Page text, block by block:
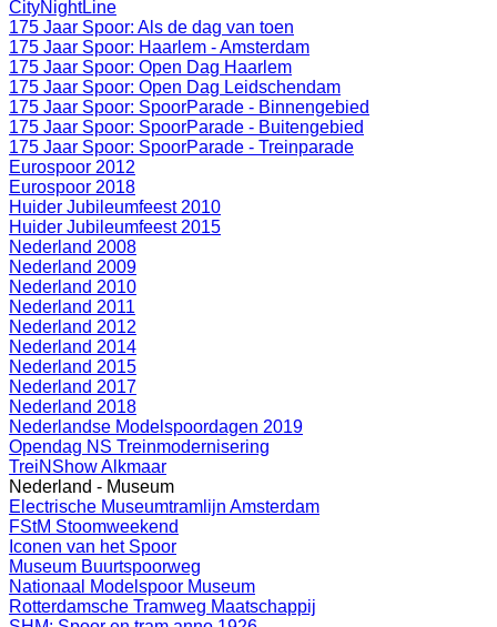
CityNightLine
175 Jaar Spoor: Als de dag van toen
175 Jaar Spoor: Haarlem - Amsterdam
175 Jaar Spoor: Open Dag Haarlem
175 Jaar Spoor: Open Dag Leidschendam
175 Jaar Spoor: SpoorParade - Binnengebied
175 Jaar Spoor: SpoorParade - Buitengebied
175 Jaar Spoor: SpoorParade - Treinparade
Eurospoor 2012
Eurospoor 2018
Huider Jubileumfeest 2010
Huider Jubileumfeest 2015
Nederland 2008
Nederland 2009
Nederland 2010
Nederland 2011
Nederland 2012
Nederland 2014
Nederland 2015
Nederland 2017
Nederland 2018
Nederlandse Modelspoordagen 2019
Opendag NS Treinmodernisering
TreiNShow Alkmaar
Nederland - Museum
Electrische Museumtramlijn Amsterdam
FStM Stoomweekend
Iconen van het Spoor
Museum Buurtspoorweg
Nationaal Modelspoor Museum
Rotterdamsche Tramweg Maatschappij